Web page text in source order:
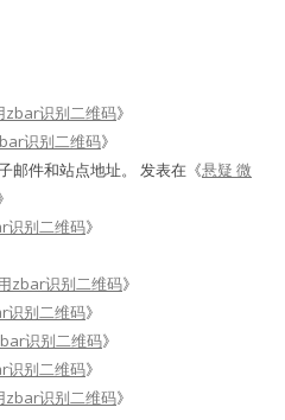
zbar识别二维码》
识别二维码》
邮件和站点地址。
发表在《悬疑 微
识别二维码》
zbar识别二维码》
识别二维码》
识别二维码》
识别二维码》
zbar识别二维码》